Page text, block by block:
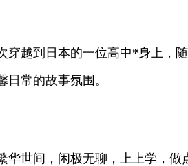
越到日本的一位高中*身上，
常的故事氛围。
华世间，闲极无聊，上上学，